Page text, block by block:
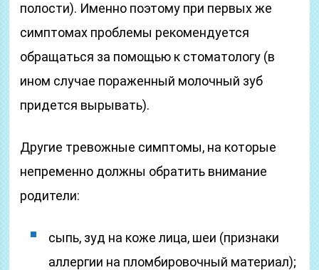
полости). Именно поэтому при первых же
симптомах проблемы рекомендуется
обращаться за помощью к стоматологу (в
ином случае пораженный молочный зуб
придется вырывать).
Другие тревожные симптомы, на которые
непременно должны обратить внимание
родители:
сыпь, зуд на коже лица, шеи (признаки
аллергии на пломбировочный материал);